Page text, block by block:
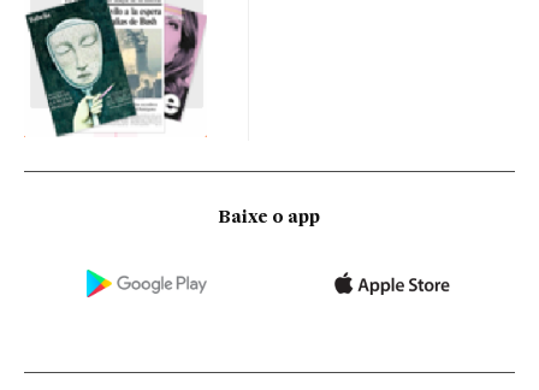
Baixe o app